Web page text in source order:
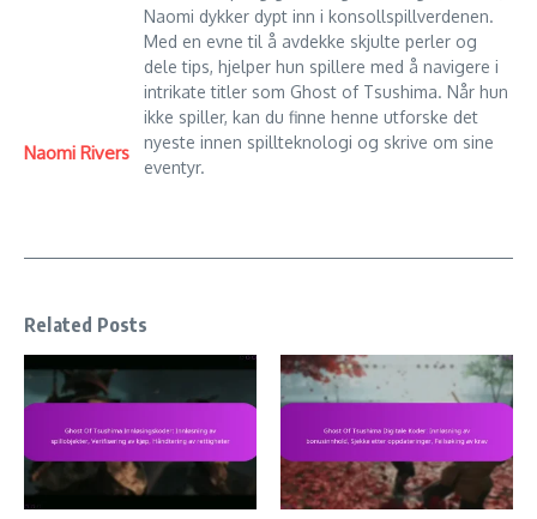
Naomi Rivers
Naomi dykker dypt inn i konsollspillverdenen.
Med en evne til å avdekke skjulte perler og
dele tips, hjelper hun spillere med å navigere i
intrikate titler som Ghost of Tsushima. Når hun
ikke spiller, kan du finne henne utforske det
nyeste innen spillteknologi og skrive om sine
eventyr.
Related Posts